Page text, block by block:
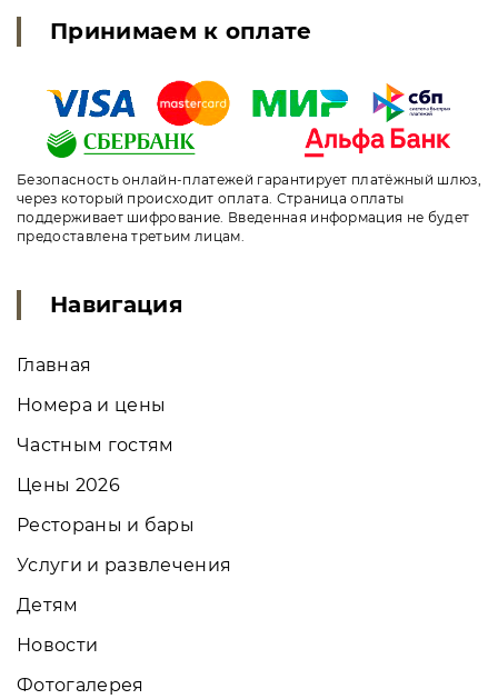
Принимаем к оплате
Безопасность онлайн-платежей гарантирует платёжный шлюз,
через который происходит оплата. Страница оплаты
поддерживает шифрование. Введенная информация не будет
предоставлена третьим лицам.
Навигация
Главная
Номера и цены
Частным гостям
Цены 2026
Рестораны и бары
Услуги и развлечения
Детям
Новости
Фотогалерея